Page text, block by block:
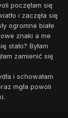
poczęłam się
i zaczęła się
ogromne białe
znaki a me
stało? Byłam
zamienić się
i schowałam
mgła powoli